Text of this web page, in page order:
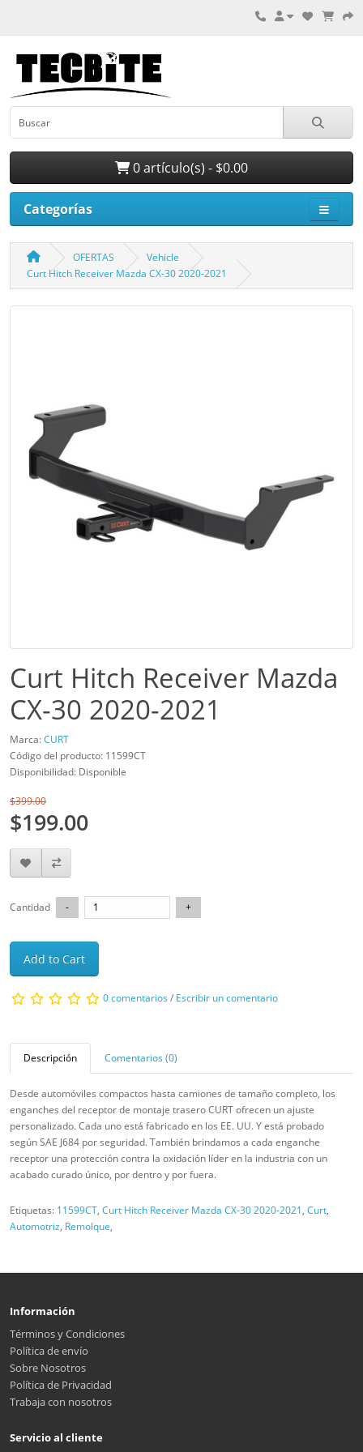
0 artículo(s) - $0.00
Categorías
OFERTAS
Vehicle
Curt Hitch Receiver Mazda CX-30 2020-2021
Curt Hitch Receiver Mazda
CX-30 2020-2021
Marca:CURT
Código del producto: 11599CT
Disponibilidad: Disponible
$399.00
$199.00
Cantidad
Add to Cart
0 comentarios/ Escribir un comentario
Descripción Comentarios (0)
Desde automóviles compactos hasta camiones de tamaño completo, los
enganches del receptor de montaje trasero CURT ofrecen un ajuste
personalizado. Cada uno está fabricado en los EE. UU. Y está probado
según SAE J684 por seguridad. También brindamos a cada enganche
receptor una protección contra la oxidación líder en la industria con un
acabado curado único, por dentro y por fuera.
Etiquetas: 11599CT, Curt Hitch Receiver Mazda CX-30 2020-2021, Curt,
Automotriz, Remolque,
Información
Términos y Condiciones
Política de envío
Sobre Nosotros
Política de Privacidad
Trabaja con nosotros
Servicio al cliente